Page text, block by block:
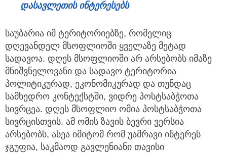
დასავლეთის ინტერესებს
საუბარია იმ ტერიტორიებზე, რომელიც
დღევანდელ მსოფლიოში ყველაზე მეტად
სადავოა. დღეს მსოფლიოში არ არსებობს იმაზე
მნიშვნელოვანი და სადავო ტერიტორია
პოლიტიკურად, ეკონომიკურად და თუნდაც
სამხედრო კონტექსტში, ვიდრე პოსტსაბჭოთა
სივრცეა. დღეს მსოფლიო ომია პოსტსაბჭოთა
სივრცისთვის. ამ ომის ზავის ბევრი ვერსია
არსებობს, ასეა იმიტომ რომ უამრავი ინტერეს
ჯგუფია, საკმაოდ გავლენიანი თავისი